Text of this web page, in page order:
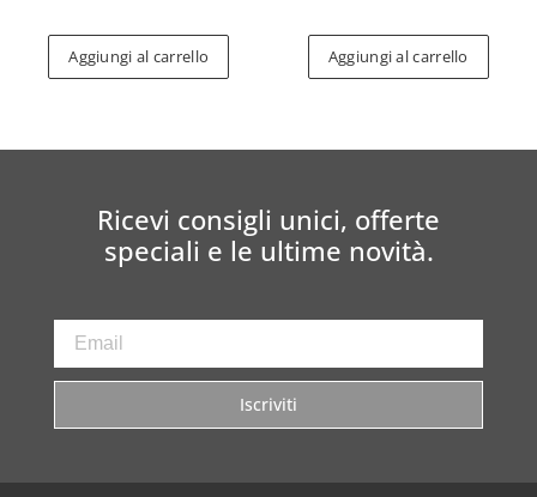
Aggiungi al carrello Aggiungi al carrello
Ricevi consigli unici, offerte
speciali e le ultime novità.
Iscriviti